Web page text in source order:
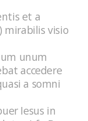
et a
mirabilis visio
unum
accedere
a somni
Iesus in